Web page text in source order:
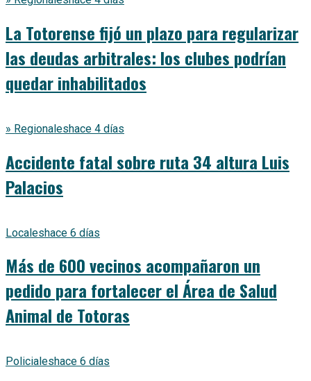
La Totorense fijó un plazo para regularizar
las deudas arbitrales: los clubes podrían
quedar inhabilitados
» Regionaleshace 4 días
Accidente fatal sobre ruta 34 altura Luis
Palacios
Localeshace 6 días
Más de 600 vecinos acompañaron un
pedido para fortalecer el Área de Salud
Animal de Totoras
Policialeshace 6 días